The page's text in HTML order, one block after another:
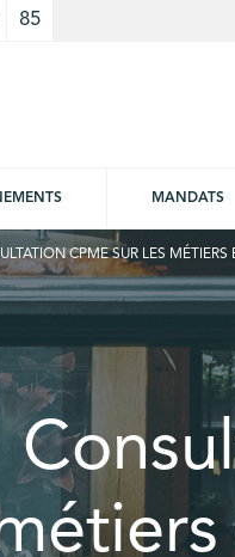
85
MANDATS
CPME SUR LES MÉTIERS